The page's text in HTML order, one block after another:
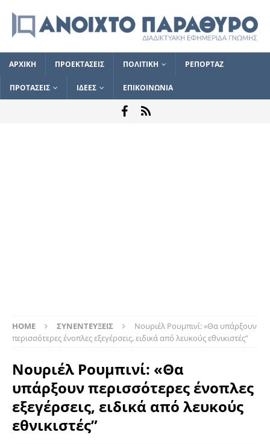
ΑΡΧΙΚΗ ΠΡΟΕΚΤΑΣΕΙΣ ΠΟΛΙΤΙΚΗ ΡΕΠΟΡΤΑΖ
ΠΡΟΤΑΣΕΙΣ ΙΔΕΕΣ ΕΠΙΚΟΙΝΩΝΙΑ
HOME ΣΥΝΕΝΤΕΥΞΕΙΣ
Νουριέλ Ρουμπινί: «Θα υπάρξουν
περισσότερες ένοπλες εξεγέρσεις, ειδικά από λευκούς εθνικιστές”
Νουριέλ Ρουμπινί: «Θα
υπάρξουν περισσότερες ένοπλες
εξεγέρσεις, ειδικά από λευκούς
εθνικιστές”